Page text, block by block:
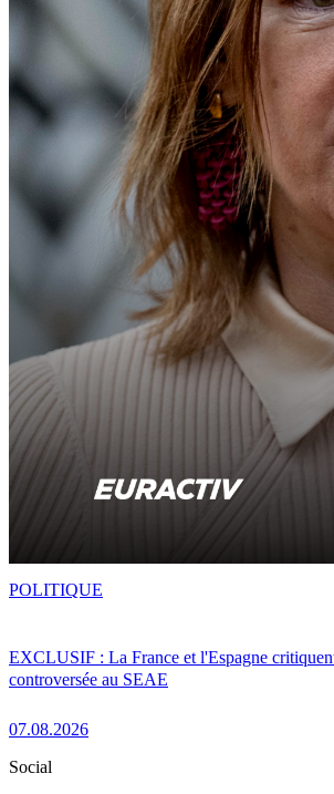
EXCLUSIF : La France et l'Espagne
controversée au SEAE
07.08.2026
POLITIQUE
Social